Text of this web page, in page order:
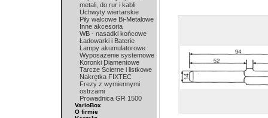
metali, do rur i kabli
Uchwyty wiertarskie
Piły walcowe Bi-Metalowe
Inne akcesoria
WB - nasadki końcowe
Ładowarki i Baterie
Lampy akumulatorowe
Wyposażenie systemowe
Koronki Diamentowe
Tarcze Ścierne i listkowe
Nakrętka FIXTEC
Frezy z wymiennymi
ostrzami
Prowadnica GR 1500
VarioBox
O firmie